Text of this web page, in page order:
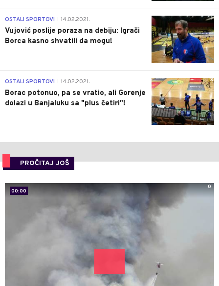
1
OSTALI SPORTOVI 14.02.2021.
Vujović poslije poraza na debiju: Igrači
Borca kasno shvatili da mogu!
3
OSTALI SPORTOVI 14.02.2021.
Borac potonuo, pa se vratio, ali Gorenje
dolazi u Banjaluku sa "plus četiri"!
PROČITAJ JOŠ
00:00
0